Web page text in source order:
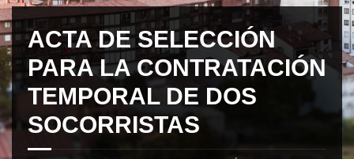
ACTA DE SELECCIÓN
PARA LA CONTRATACIÓN
TEMPORAL DE DOS
SOCORRISTAS